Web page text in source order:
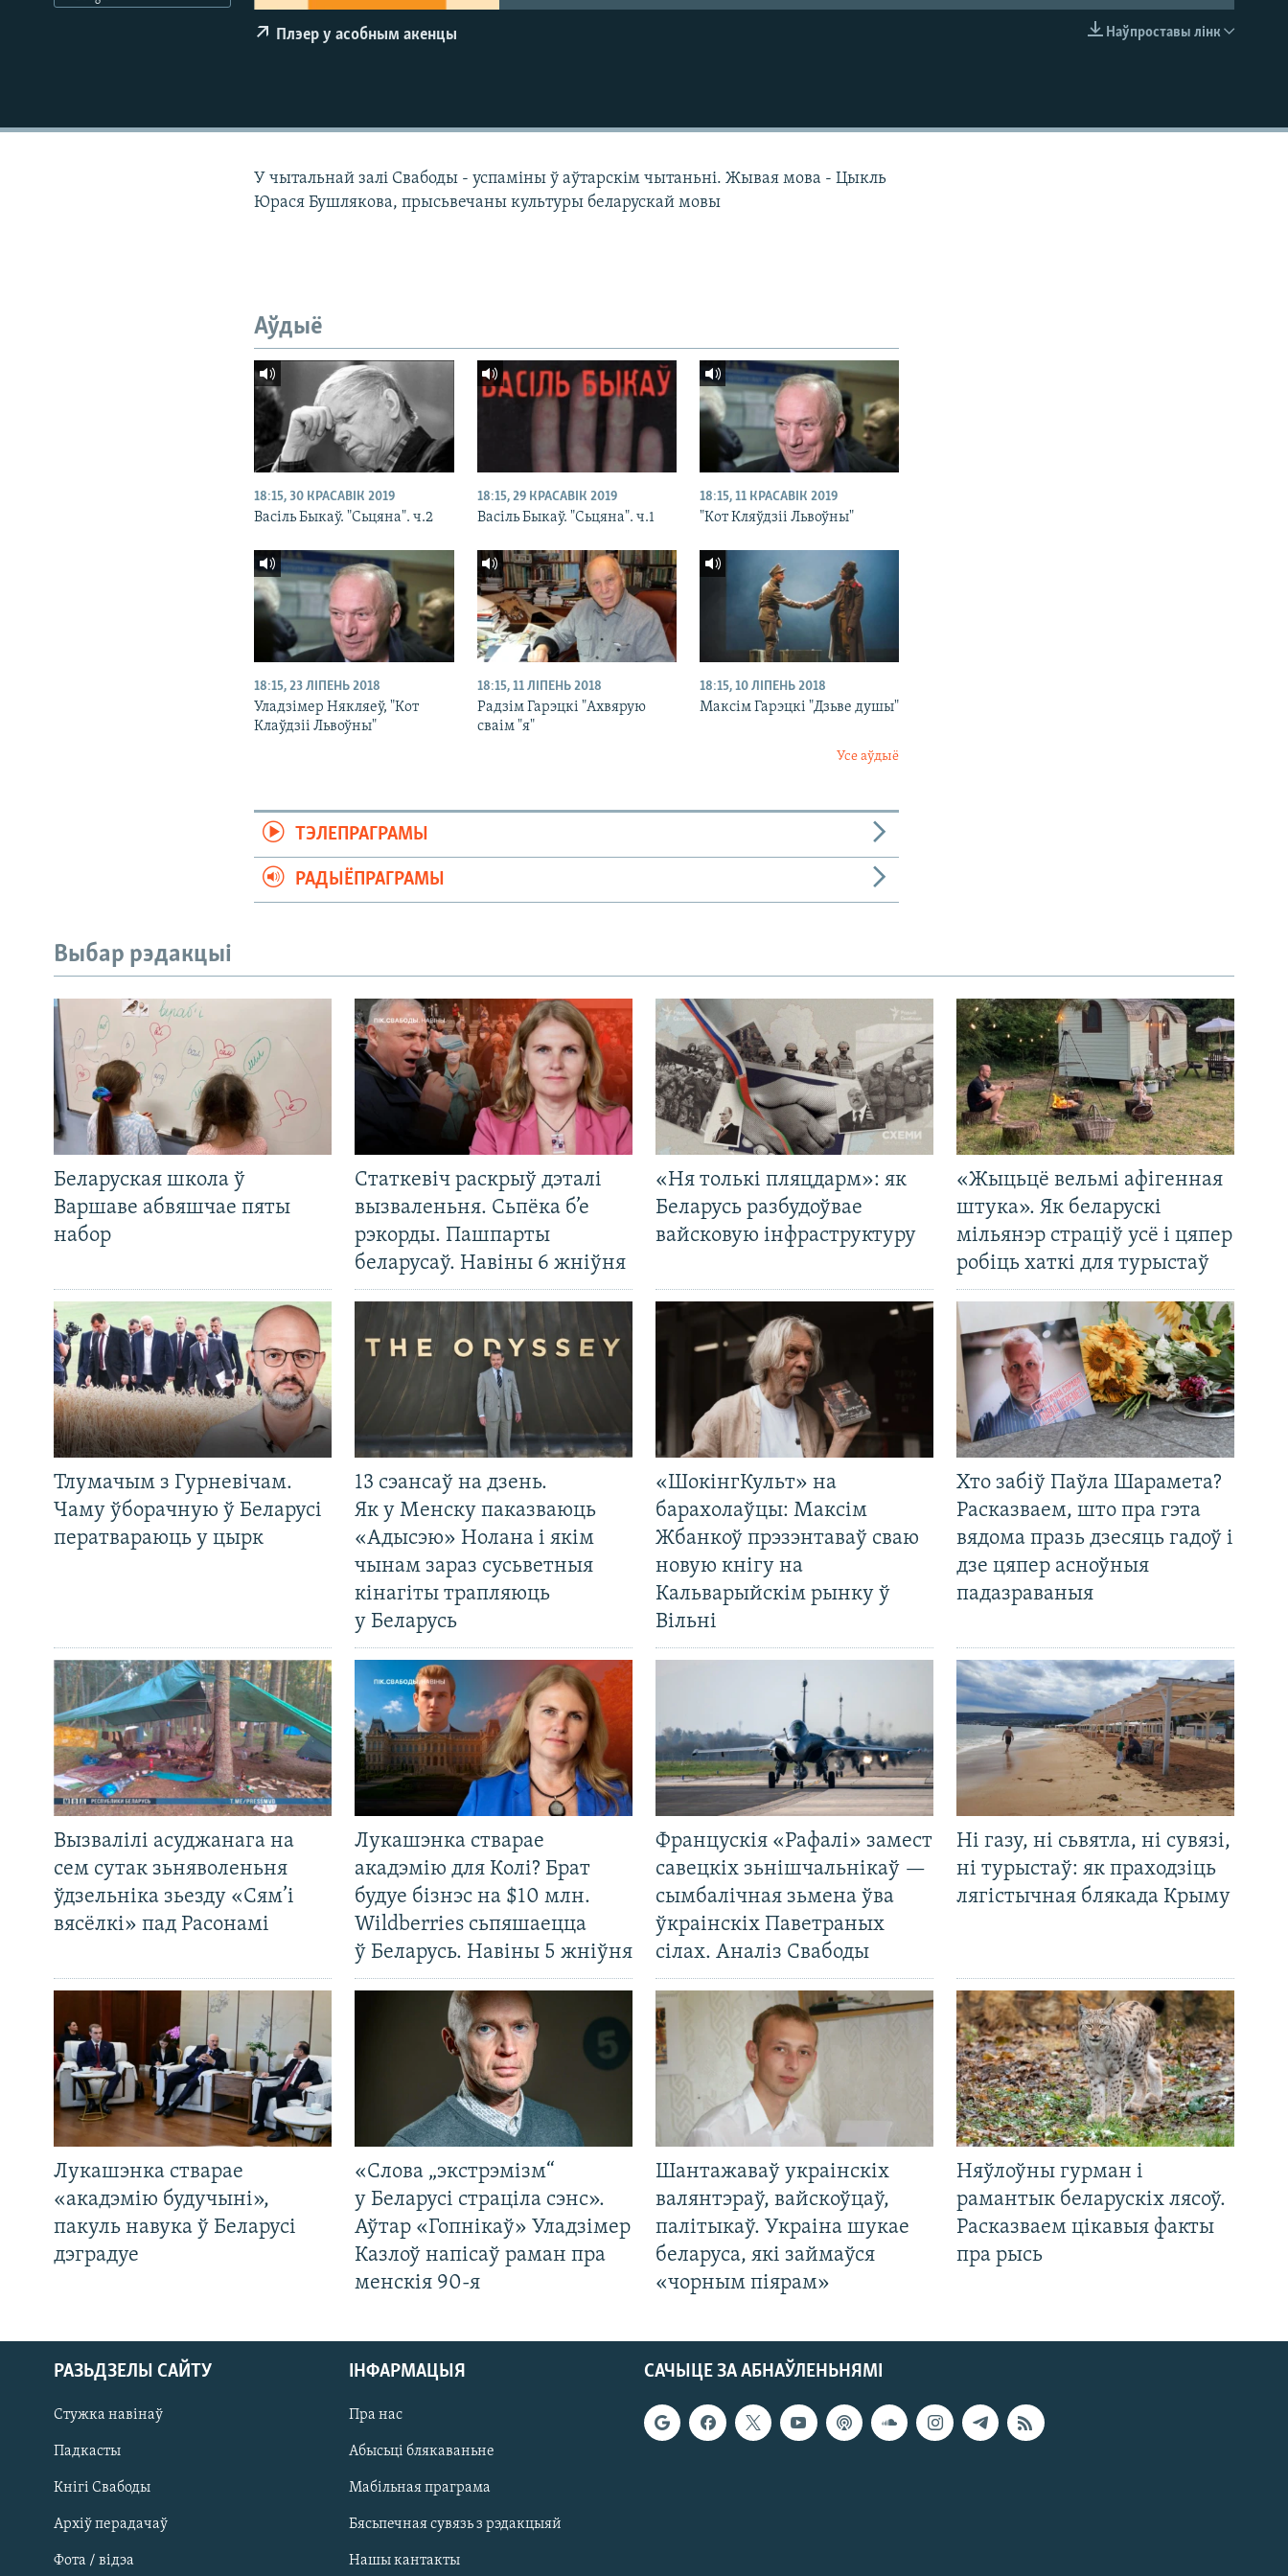
Наўпроставы лінк
Плэер у асобным акенцы
У чытальнай залі Свабоды - успаміны ў аўтарскім чытаньні. Жывая мова - Цыкль
Юрася Бушлякова, прысьвечаны культуры беларускай мовы
Аўдыё
18:15, 30 КРАСАВІК 2019
Васіль Быкаў. "Сьцяна". ч.2
18:15, 29 КРАСАВІК 2019
Васіль Быкаў. "Сьцяна". ч.1
18:15, 11 КРАСАВІК 2019
"Кот Кляўдзіі Львоўны"
18:15, 23 ЛІПЕНЬ 2018
Уладзімер Някляеў, "Кот
Клаўдзіі Львоўны"
18:15, 11 ЛІПЕНЬ 2018
Радзім Гарэцкі "Ахвярую
сваім "я"
18:15, 10 ЛІПЕНЬ 2018
Максім Гарэцкі "Дзьве душы"
Усе аўдыё
ТЭЛЕПРАГРАМЫ
РАДЫЁПРАГРАМЫ
Выбар рэдакцыі
Беларуская школа ў
Варшаве абвяшчае пяты
набор
Статкевіч раскрыў дэталі
вызваленьня. Сьпёка б’е
рэкорды. Пашпарты
беларусаў. Навіны 6 жніўня
Тлумачым з Гурневічам.
Чаму ўборачную ў Беларусі
ператвараюць у цырк
13 сэансаў на дзень.
Як у Менску паказваюць
«Адысэю» Нолана і якім
чынам зараз сусьветныя
кінагіты трапляюць
у Беларусь
Вызвалілі асуджанага на
сем сутак зьняволеньня
ўдзельніка зьезду «Сям’і
вясёлкі» пад Расонамі
Лукашэнка стварае
акадэмію для Колі? Брат
будуе бізнэс на $10 млн.
Wildberries сьпяшаецца
ў Беларусь. Навіны 5 жніўня
Лукашэнка стварае
«акадэмію будучыні»,
пакуль навука ў Беларусі
дэградуе
«Слова „экстрэмізм“
у Беларусі страціла сэнс».
Аўтар «Гопнікаў» Уладзімер
Казлоў напісаў раман пра
менскія 90-я
«Ня толькі пляцдарм»: як
Беларусь разбудоўвае
вайсковую інфраструктуру
«Жыцьцё вельмі афігенная
штука». Як беларускі
мільянэр страціў усё і цяпер
робіць хаткі для турыстаў
«ШокінгКульт» на
барахолаўцы: Максім
Жбанкоў прэзэнтаваў сваю
новую кнігу на
Кальварыйскім рынку ў
Вільні
Хто забіў Паўла Шарамета?
Расказваем, што пра гэта
вядома празь дзесяць гадоў і
дзе цяпер асноўныя
падазраваныя
Францускія «Рафалі» замест
савецкіх зьнішчальнікаў —
сымбалічная зьмена ўва
ўкраінскіх Паветраных
сілах. Аналіз Свабоды
Ні газу, ні сьвятла, ні сувязі,
ні турыстаў: як праходзіць
лягістычная блякада Крыму
Шантажаваў украінскіх
валянтэраў, вайскоўцаў,
палітыкаў. Украіна шукае
беларуса, які займаўся
«чорным піярам»
Няўлоўны гурман і
рамантык беларускіх лясоў.
Расказваем цікавыя факты
пра рысь
САЧЫЦЕ ЗА АБНАЎЛЕНЬНЯМІ
РАЗЬДЗЕЛЫ САЙТУ
Стужка навінаў
Падкасты
Кнігі Свабоды
Архіў перадачаў
Фота / відэа
ІНФАРМАЦЫЯ
Пра нас
Абысьці блякаваньне
Мабільная праграма
Бясьпечная сувязь з рэдакцыяй
Нашы кантакты